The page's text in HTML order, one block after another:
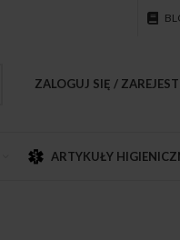
ZALOGUJ SIĘ /
ARTYKUŁY